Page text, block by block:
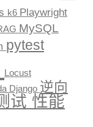
k6 Playwright
MySQL
pytest
Locust
Django 逆向
试 性能